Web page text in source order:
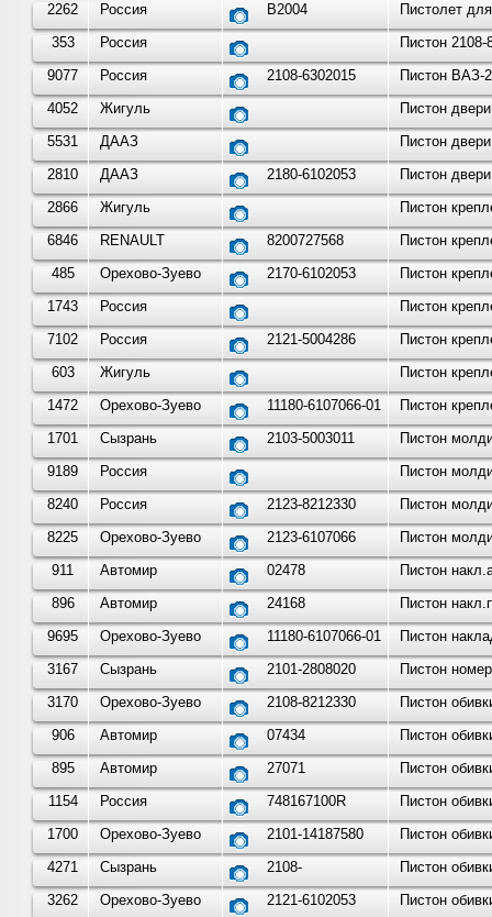
2262
Россия B2004
Пистолет
353
Россия
Пистон
9077
Россия 2108-6302015
Пистон ВАЗ-
4052
Жигуль
Пистон
5531
ДААЗ
Пистон
2810
ДААЗ 2180-6102053
Пистон
2866
Жигуль
Пистон
6846
RENAULT 8200727568
Пистон
485
Орехово-Зуево 2170-6102053
Пистон
1743
Россия
Пистон
7102
Россия 2121-5004286
Пистон
603
Жигуль
Пистон
1472
Орехово-Зуево 11180-6107066-01
Пистон
1701
Сызрань 2103-5003011
Пистон
9189
Россия
Пистон
8240
Россия 2123-8212330
Пистон
8225
Орехово-Зуево 2123-6107066
Пистон
911
Автомир 02478
Пистон
896
Автомир 24168
Пистон
9695
Орехово-Зуево 11180-6107066-01
Пистон
3167
Сызрань 2101-2808020
Пистон
3170
Орехово-Зуево 2108-8212330
Пистон
906
Автомир 07434
Пистон
895
Автомир 27071
Пистон
1154
Россия 748167100R
Пистон
1700
Орехово-Зуево 2101-14187580
Пистон
4271
Сызрань 2108-
Пистон
3262
Орехово-Зуево 2121-6102053 Пистон